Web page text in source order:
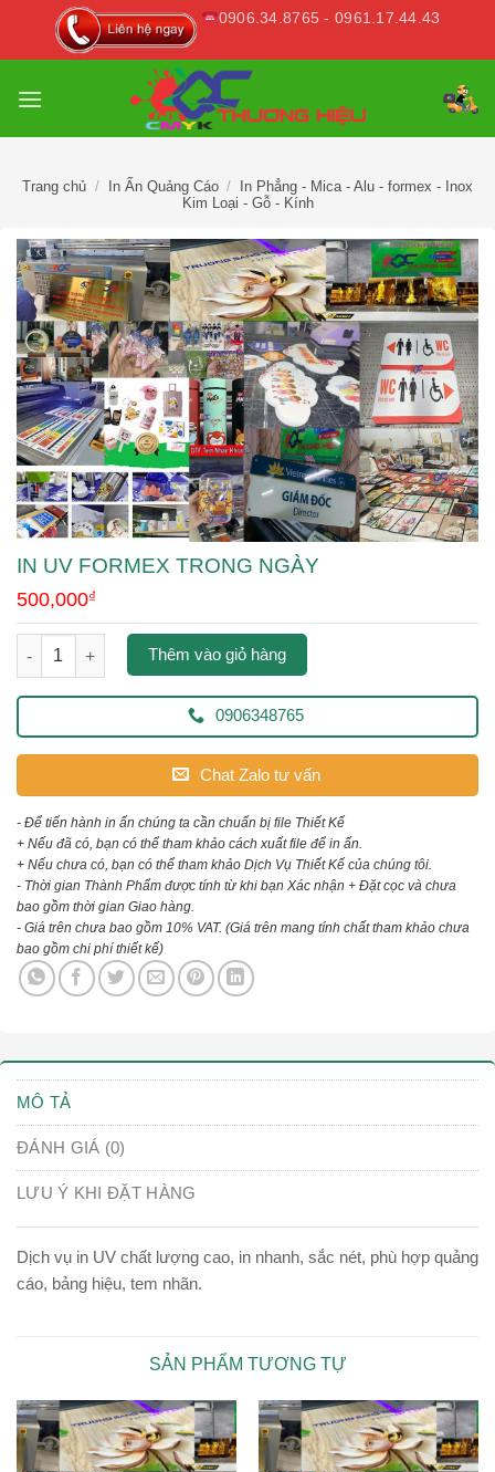
0906.34.8765 - 0961.17.44.43
Trang chủ / In Ấn Quảng Cáo /
In Phẳng - Mica - Alu - formex - Inox
Kim Loại - Gỗ - Kính
IN UV FORMEX TRONG NGÀY
500,000₫
in uv formex trong ngày số lượng
Thêm vào giỏ hàng
0906348765
Chat Zalo tư vấn
- Để tiến hành in ấn chúng ta cần chuẩn bị file Thiết Kế
+ Nếu đã có, bạn có thể tham khảo cách xuất file để in ấn.
+ Nếu chưa có, bạn có thể tham khảo Dịch Vụ Thiết Kế của chúng tôi.
- Thời gian Thành Phẩm được tính từ khi bạn Xác nhận + Đặt cọc và chưa
bao gồm thời gian Giao hàng.
- Giá trên chưa bao gồm 10% VAT. (Giá trên mang tính chất tham khảo chưa
bao gồm chi phí thiết kế)
MÔ TẢ
ĐÁNH GIÁ (0)
LƯU Ý KHI ĐẶT HÀNG
Dịch vụ in UV chất lượng cao, in nhanh, sắc nét, phù hợp quảng
cáo, bảng hiệu, tem nhãn.
SẢN PHẨM TƯƠNG TỰ